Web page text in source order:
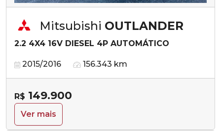
Mitsubishi OUTLANDER
2.2 4X4 16V DIESEL 4P AUTOMÁTICO
2015/2016 156.343 km
R$ 149.900
Ver mais